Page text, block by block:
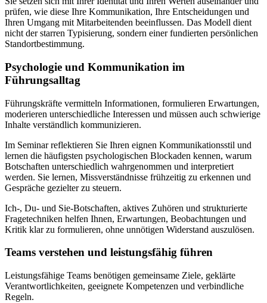
prüfen, wie diese Ihre Kommunikation, Ihre Entscheidungen und
Ihren Umgang mit Mitarbeitenden beeinflussen. Das Modell dient
nicht der starren Typisierung, sondern einer fundierten persönlichen
Standortbestimmung.
Psychologie und Kommunikation im
Führungsalltag
Führungskräfte vermitteln Informationen, formulieren Erwartungen,
moderieren unterschiedliche Interessen und müssen auch schwierige
Inhalte verständlich kommunizieren.
Im Seminar reflektieren Sie Ihren eignen Kommunikationsstil und
lernen die häufigsten psychologischen Blockaden kennen, warum
Botschaften unterschiedlich wahrgenommen und interpretiert
werden. Sie lernen, Missverständnisse frühzeitig zu erkennen und
Gespräche gezielter zu steuern.
Ich-, Du- und Sie-Botschaften, aktives Zuhören und strukturierte
Fragetechniken helfen Ihnen, Erwartungen, Beobachtungen und
Kritik klar zu formulieren, ohne unnötigen Widerstand auszulösen.
Teams verstehen und leistungsfähig führen
Leistungsfähige Teams benötigen gemeinsame Ziele, geklärte
Verantwortlichkeiten, geeignete Kompetenzen und verbindliche
Regeln.